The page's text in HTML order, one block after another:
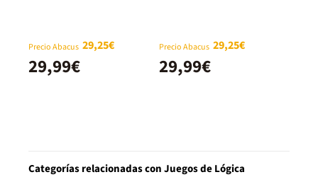
Precio Abacus 29,25€
29,99€
Precio Abacus 29,25€
29,99€
Categorías relacionadas con Juegos de Lógica